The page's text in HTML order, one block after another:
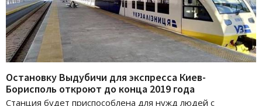
Остановку Выдубичи для экспресса Киев-
Борисполь откроют до конца 2019 года
Станция будет приспособлена для нужд людей с